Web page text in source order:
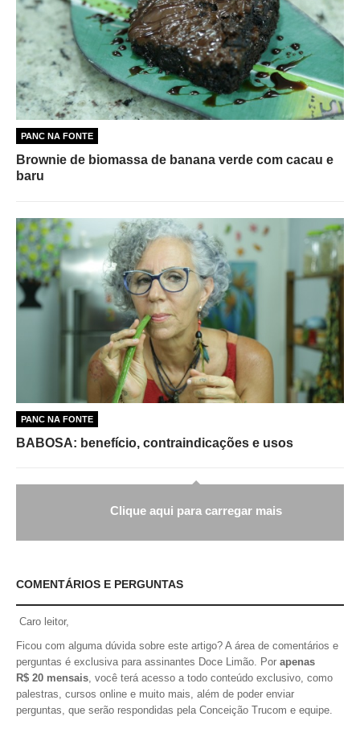
PANC NA FONTE
Brownie de biomassa de banana verde com cacau e
baru
PANC NA FONTE
BABOSA: benefício, contraindicações e usos
Clique aqui para carregar mais
COMENTÁRIOS E PERGUNTAS
Caro leitor,
Ficou com alguma dúvida sobre este artigo? A área de comentários e
perguntas é exclusiva para assinantes Doce Limão. Por apenas
R$ 20 mensais, você terá acesso a todo conteúdo exclusivo, como
palestras, cursos online e muito mais, além de poder enviar
perguntas, que serão respondidas pela Conceição Trucom e equipe.